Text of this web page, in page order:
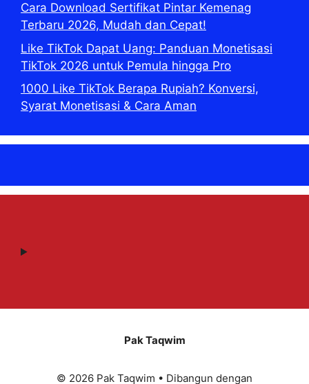
Cara Download Sertifikat Pintar Kemenag
Terbaru 2026, Mudah dan Cepat!
Like TikTok Dapat Uang: Panduan Monetisasi
TikTok 2026 untuk Pemula hingga Pro
1000 Like TikTok Berapa Rupiah? Konversi,
Syarat Monetisasi & Cara Aman
Pak Taqwim
© 2026 Pak Taqwim • Dibangun dengan